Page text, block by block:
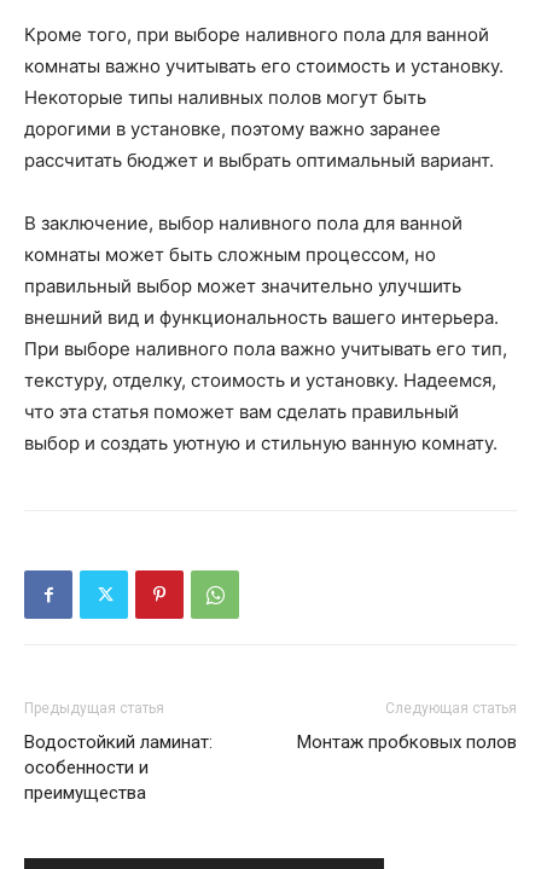
Кроме того, при выборе наливного пола для ванной
комнаты важно учитывать его стоимость и установку.
Некоторые типы наливных полов могут быть
дорогими в установке, поэтому важно заранее
рассчитать бюджет и выбрать оптимальный вариант.
В заключение, выбор наливного пола для ванной
комнаты может быть сложным процессом, но
правильный выбор может значительно улучшить
внешний вид и функциональность вашего интерьера.
При выборе наливного пола важно учитывать его тип,
текстуру, отделку, стоимость и установку. Надеемся,
что эта статья поможет вам сделать правильный
выбор и создать уютную и стильную ванную комнату.
Предыдущая статья
Водостойкий ламинат:
особенности и
преимущества
Следующая статья
Монтаж пробковых полов